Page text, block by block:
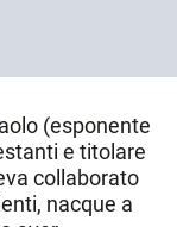
(esponente
e titolare
collaborato
nacque a